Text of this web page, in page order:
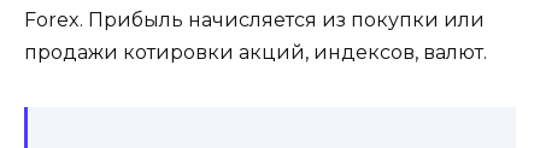
Forex. Прибыль начисляется из покупки или
продажи котировки акций, индексов, валют.